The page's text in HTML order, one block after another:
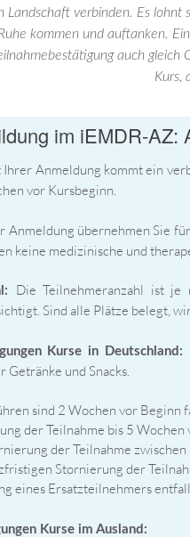
Landschaft verbinden. Es lohnt
kommen und auftanken.
auch
Kurs,
im iEMDR-AZ:
Anmeldung kommt ein
vor Kursbeginn.
Anmeldung übernehmen Sie
keine medizinische und
Die Teilnehmeranzahl ist je
Sind alle Plätze belegt,
Kurse in Deutschland:
Getränke und Snacks.
sind 2 Wochen vor Beginn
der Teilnahme bis 5
der Teilnahme
Stornierung der
eines Ersatzteilnehmers
Kurse im Ausland: